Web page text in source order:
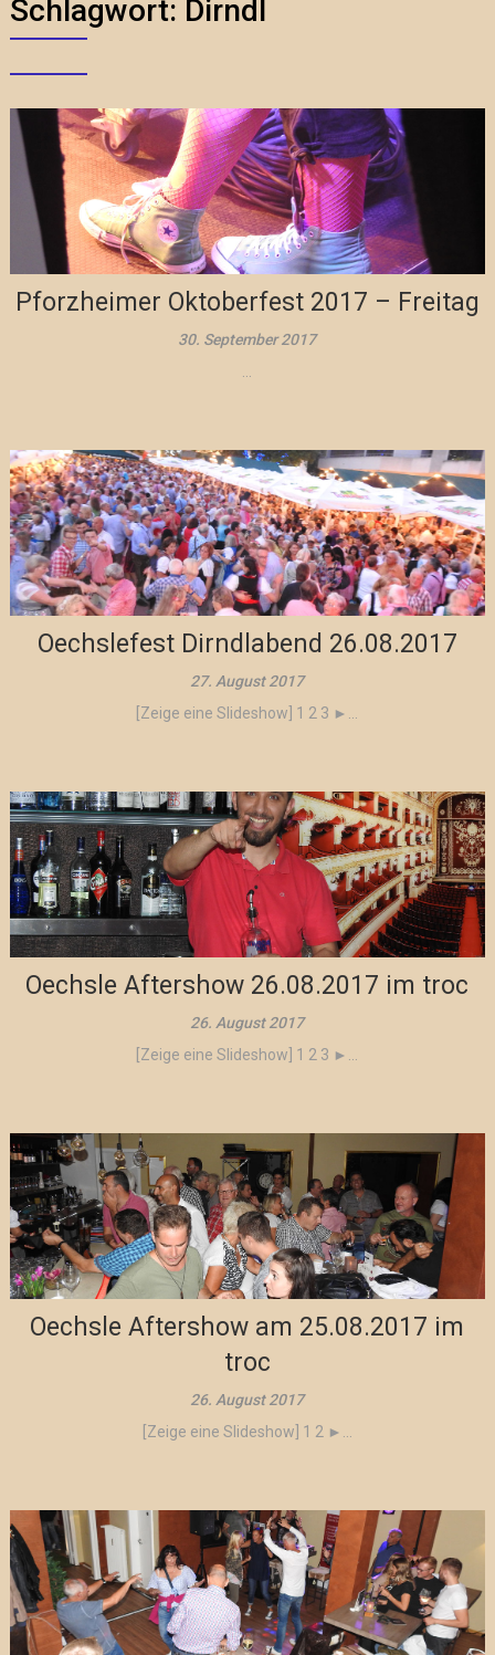
Schlagwort: Dirndl
Pforzheimer Oktoberfest 2017 – Freitag
30. September 2017
...
Oechslefest Dirndlabend 26.08.2017
27. August 2017
[Zeige eine Slideshow] 1 2 3 ►...
Oechsle Aftershow 26.08.2017 im troc
26. August 2017
[Zeige eine Slideshow] 1 2 3 ►...
Oechsle Aftershow am 25.08.2017 im
troc
26. August 2017
[Zeige eine Slideshow] 1 2 ►...